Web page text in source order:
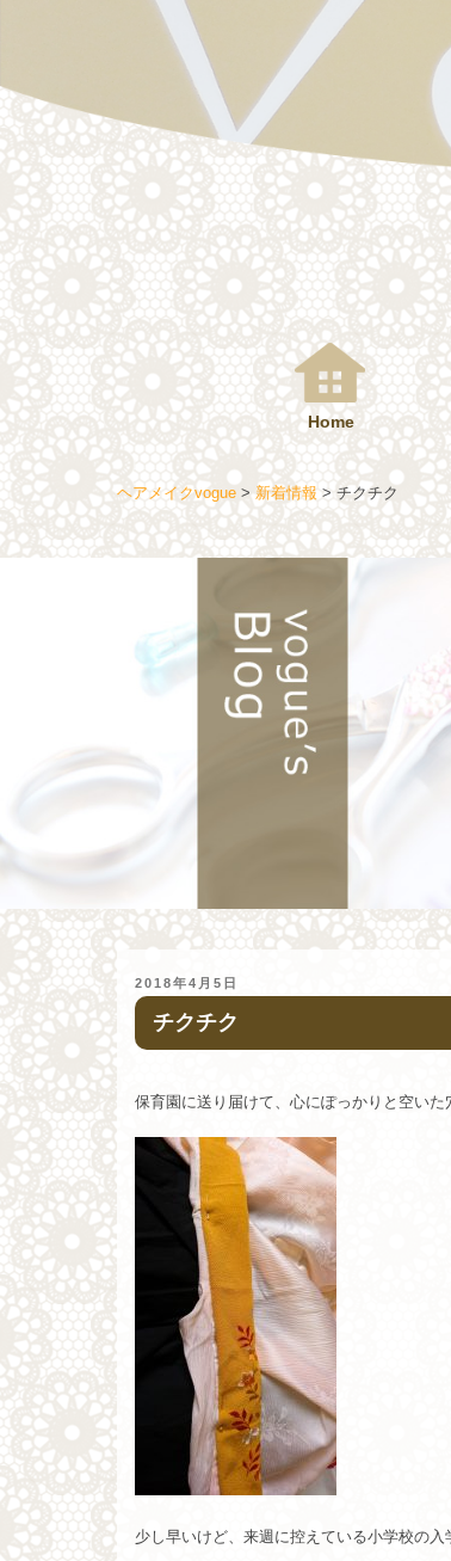
ツ
へ
ス
キ
プ
Home
ヘアメイクvogue>新着情報 > チクチク
投
稿
日:
2018年4月5日
チクチク
保育園に送り届けて、心にぽっかりと空いた
少し早いけど、来週に控えている小学校の入